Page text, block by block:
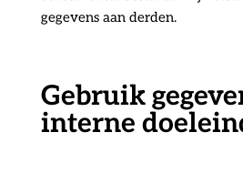
gegevens aan derden.
Gebruik
interne